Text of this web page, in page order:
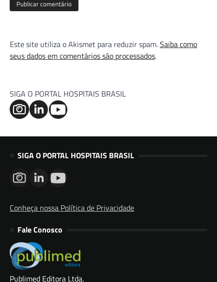
Este site utiliza o Akismet para reduzir spam.Saiba como
seus dados em comentários são processados.
SIGA O PORTAL HOSPITAIS BRASIL
SIGA O PORTAL HOSPITAIS BRASIL
Conheça nossa Política de Privacidade
Fale Conosco
Publimed Editora Ltda.